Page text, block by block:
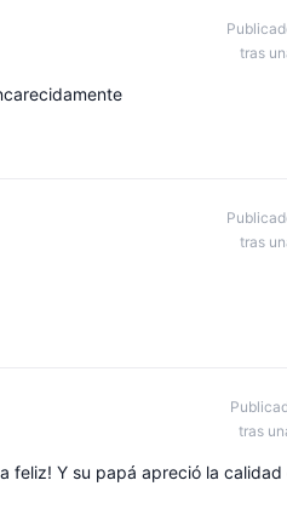
tras
tras
tras
feliz! Y su papá apreció la